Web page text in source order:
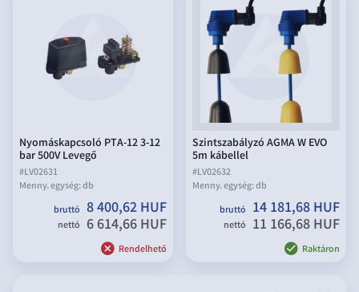
Nyomáskapcsoló PTA-12 3-12
bar 500V Levegő
#LV02631
Menny. egység:db
bruttó 8 400,62 HUF
nettó 6 614,66 HUF
Rendelhető
Szintszabályzó AGMA W EVO
5m kábellel
#LV02632
Menny. egység:db
bruttó 14 181,68 HUF
nettó 11 166,68 HUF
Raktáron